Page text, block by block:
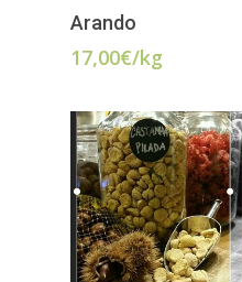
Arando
17,00€/kg